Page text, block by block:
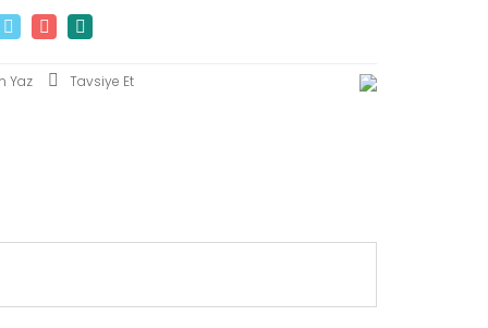
Yaz Tavsiye Et